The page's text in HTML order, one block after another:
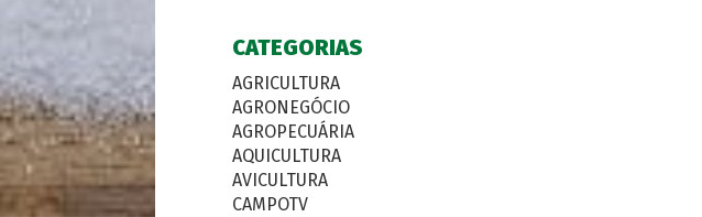
CATEGORIAS
AGRICULTURA
AGRONEGÓCIO
AGROPECUÁRIA
AQUICULTURA
AVICULTURA
CAMPOTV